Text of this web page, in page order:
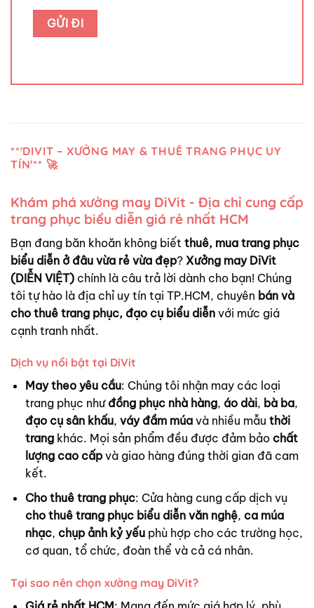
**'DIVIT – XƯỞNG MAY & THUÊ TRANG PHỤC UY
TÍN'** 🚀
Khám phá xưởng may DiVit - Địa chỉ cung cấp
trang phục biểu diễn giá rẻ nhất HCM
Bạn đang băn khoăn không biết thuê, mua trang phục
biểu diễn ở đâu vừa rẻ vừa đẹp? Xưởng may DiVit
(DIỄN VIỆT) chính là câu trả lời dành cho bạn! Chúng
tôi tự hào là địa chỉ uy tín tại TP.HCM, chuyên bán và
cho thuê trang phục, đạo cụ biểu diễn với mức giá
cạnh tranh nhất.
Dịch vụ nổi bật tại DiVit
May theo yêu cầu: Chúng tôi nhận may các loại
trang phục như đồng phục nhà hàng, áo dài, bà ba,
đạo cụ sân khấu, váy đầm múavà nhiều mẫu thời
trangkhác. Mọi sản phẩm đều được đảm bảo chất
lượng cao cấpvà giao hàng đúng thời gian đã cam
kết.
Cho thuê trang phục: Cửa hàng cung cấp dịch vụ
cho thuê trang phục biểu diễn văn nghệ, ca múa
nhạc, chụp ảnh kỷ yếuphù hợp cho các trường học,
cơ quan, tổ chức, đoàn thể và cả cá nhân.
Tại sao nên chọn xưởng may DiVit?